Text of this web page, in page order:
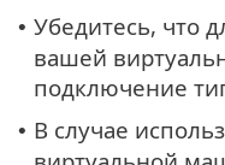
• Убедитесь, что
вашей
подключение
• В случае